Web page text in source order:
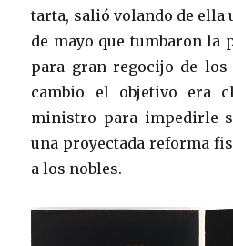
tarta, salió volando de ella
de mayo que tumbaron la
para gran regocijo de los
cambio el objetivo era
ministro para impedirle
una proyectada reforma
a los nobles.